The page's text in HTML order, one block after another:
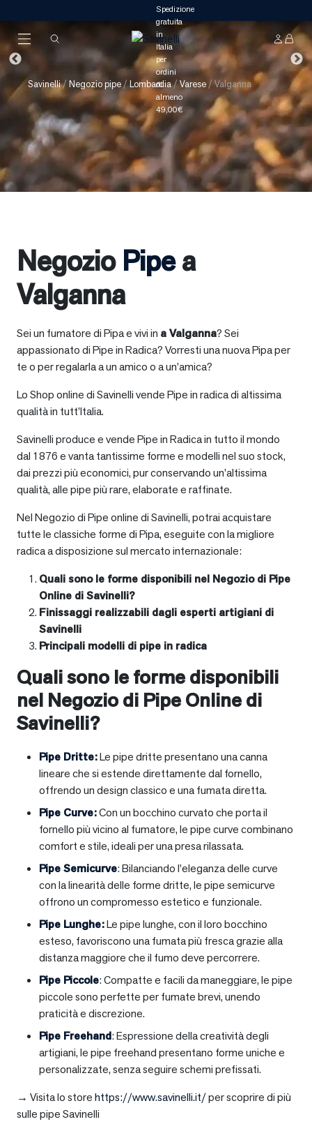
Savinelli/ Negozio pipe/Lombardia/Varese /Valganna
Negozio Pipea
Valganna
Sei un fumatore di Pipa e vivi in aValganna? Sei
appassionato di Pipe in Radica? Vorresti una nuova Pipa per
te o per regalarla a un amico o a un’amica?
Lo Shop online di Savinelli vende Pipe in radica di altissima
qualità in tutt’Italia.
Savinelli produce e vende Pipe in Radica in tutto il mondo
dal 1876 e vanta tantissime forme e modelli nel suo stock,
dai prezzi più economici, pur conservando un’altissima
qualità, alle pipe più rare, elaborate e raffinate.
Nel Negozio di Pipe online di Savinelli, potrai acquistare
tutte le classiche forme di Pipa, eseguite con la migliore
radica a disposizione sul mercato internazionale:
Quali sono le forme disponibili nel Negozio di Pipe
Online di Savinelli?
Finissaggi realizzabili dagli esperti artigiani di
Savinelli
Principali modelli di pipe in radica
Quali sono le forme disponibili
nel Negozio di Pipe Online di
Savinelli?
Pipe Dritte:Le pipe dritte presentano una canna
lineare che si estende direttamente dal fornello,
offrendo un design classico e una fumata diretta.
Pipe Curve:Con un bocchino curvato che porta il
fornello più vicino al fumatore, le pipe curve combinano
comfort e stile, ideali per una presa rilassata.
Pipe Semicurve: Bilanciando l’eleganza delle curve
con la linearità delle forme dritte, le pipe semicurve
offrono un compromesso estetico e funzionale.
Pipe Lunghe:Le pipe lunghe, con il loro bocchino
esteso, favoriscono una fumata più fresca grazie alla
distanza maggiore che il fumo deve percorrere.
Pipe Piccole: Compatte e facili da maneggiare, le pipe
piccole sono perfette per fumate brevi, unendo
praticità e discrezione.
Pipe Freehand: Espressione della creatività degli
artigiani, le pipe freehand presentano forme uniche e
personalizzate, senza seguire schemi prefissati.
→ Visita lo storehttps://www.savinelli.it/per scoprire di più
sulle pipe Savinelli